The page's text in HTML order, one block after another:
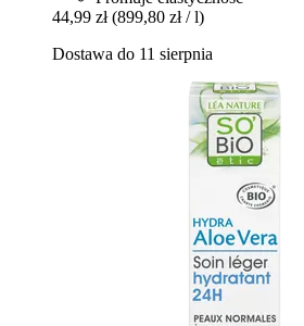
44,99 zł (899,80 zł / l)
Dostawa do 11 sierpnia